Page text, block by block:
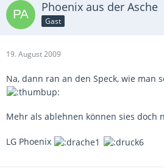
Phoenix aus der Asche
Gast
19. August 2009
Na, dann ran an den Speck, wie man
Mehr als ablehnen können sies doch
LG Phoenix